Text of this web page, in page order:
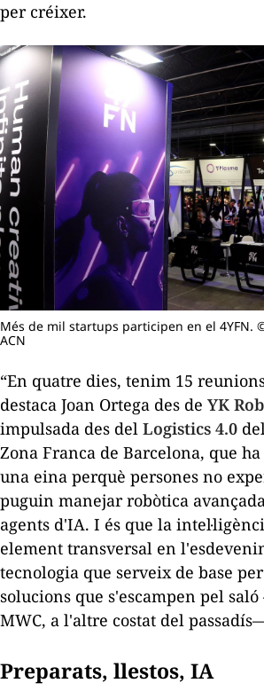
per créixer.
Més de mil startups participen en el 4YFN.
ACN
“En quatre dies, tenim 15
destaca Joan Ortega des de YK
impulsada des del Logistics 4.0
Zona Franca de Barcelona, que
una eina perquè persones no
puguin manejar robòtica
agents d'IA. I és que la
element transversal en
tecnologia que serveix de base
solucions que s'escampen pel
MWC, a l'altre costat del
Preparats, llestos, IA